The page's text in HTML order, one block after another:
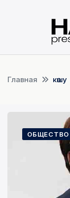
Главная көшу
ОБЩЕСТВО